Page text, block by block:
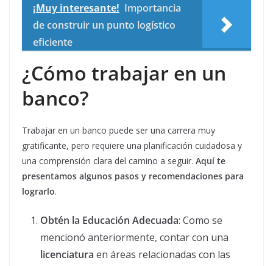
¡Muy interesante! Importancia
de construir un punto logístico
eficiente
¿Cómo trabajar en un
banco?
Trabajar en un banco puede ser una carrera muy
gratificante, pero requiere una planificación cuidadosa y
una comprensión clara del camino a seguir. Aquí te
presentamos algunos pasos y recomendaciones para
lograrlo.
Obtén la Educación Adecuada: Como se
mencionó anteriormente, contar con una
licenciatura en áreas relacionadas con las